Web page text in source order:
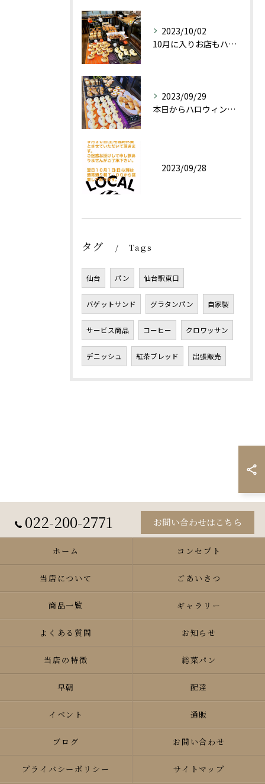
2023/10/02
10月に入りお店もハロウィン仕様にしております👻
2023/09/29
本日からハロウィン限定商品としておばけパン(チョコレートクリ...
2023/09/28
タグ Tags
仙台 パン 仙台駅東口
バゲットサンド グラタンパン 自家製
サービス商品 コーヒー クロワッサン
デニッシュ 紅茶ブレッド 出張販売
022-200-2771 お問い合わせはこちら
ホーム コンセプト
当店について ごあいさつ
商品一覧 ギャラリー
よくある質問 お知らせ
当店の特徴 総菜パン
早朝 配達
イベント 通販
ブログ お問い合わせ
プライバシーポリシー サイトマップ